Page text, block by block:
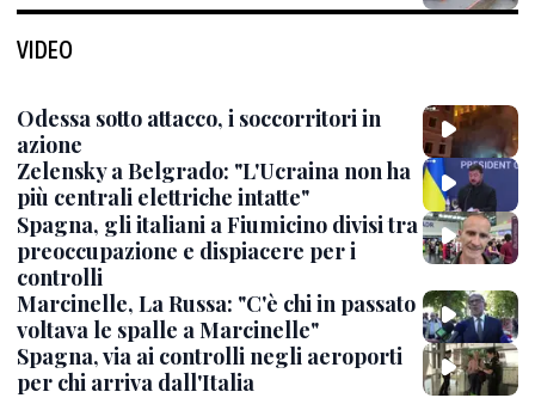
VIDEO
Odessa sotto attacco, i soccorritori in
azione
Zelensky a Belgrado: "L'Ucraina non ha
più centrali elettriche intatte"
Spagna, gli italiani a Fiumicino divisi tra
preoccupazione e dispiacere per i
controlli
Marcinelle, La Russa: "C'è chi in passato
voltava le spalle a Marcinelle"
Spagna, via ai controlli negli aeroporti
per chi arriva dall'Italia